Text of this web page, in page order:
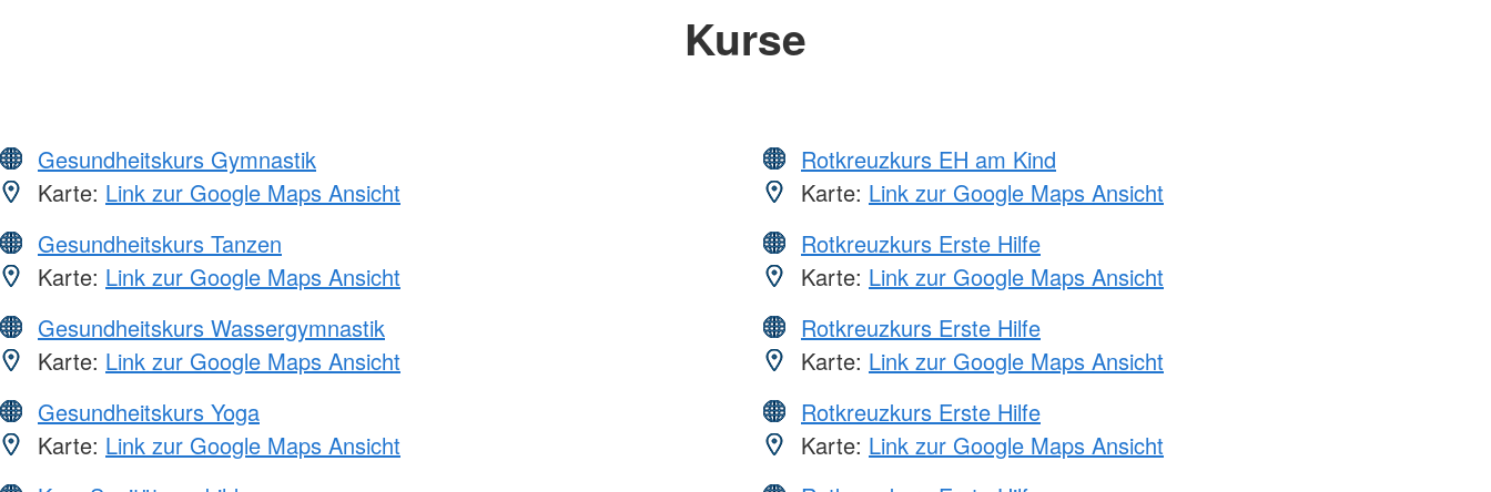
Kurse
Gesundheitskurs Gymnastik
Karte: Link zur Google Maps Ansicht
Gesundheitskurs Tanzen
Karte: Link zur Google Maps Ansicht
Gesundheitskurs Wassergymnastik
Karte: Link zur Google Maps Ansicht
Gesundheitskurs Yoga
Karte: Link zur Google Maps Ansicht
Rotkreuzkurs EH am Kind
Karte: Link zur Google Maps Ansicht
Rotkreuzkurs Erste Hilfe
Karte: Link zur Google Maps Ansicht
Rotkreuzkurs Erste Hilfe
Karte: Link zur Google Maps Ansicht
Rotkreuzkurs Erste Hilfe
Karte: Link zur Google Maps Ansicht